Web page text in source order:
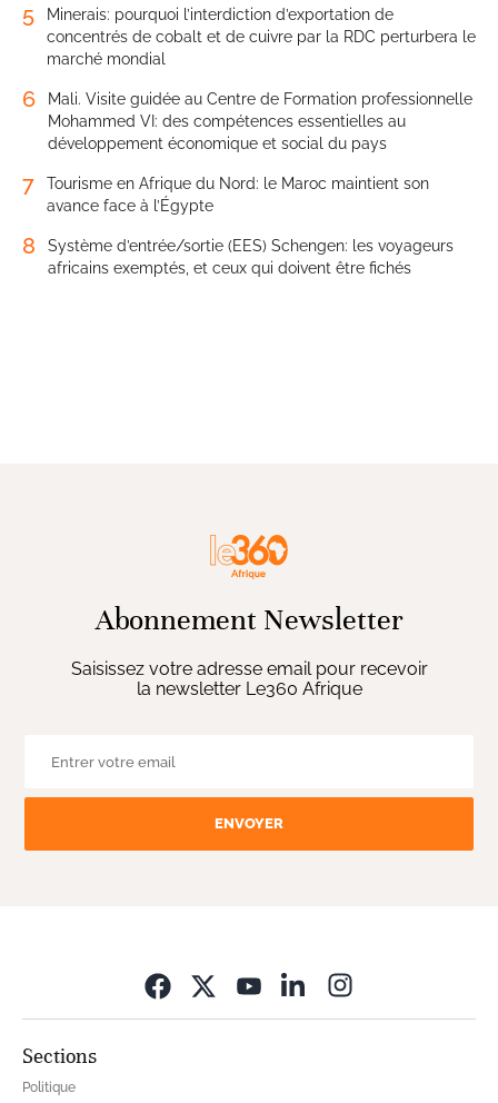
5
Minerais: pourquoi l’interdiction d’exportation de
concentrés de cobalt et de cuivre par la RDC perturbera le
marché mondial
6
Mali. Visite guidée au Centre de Formation professionnelle
Mohammed VI: des compétences essentielles au
développement économique et social du pays
7
Tourisme en Afrique du Nord: le Maroc maintient son
avance face à l’Égypte
8
Système d’entrée/sortie (EES) Schengen: les voyageurs
africains exemptés, et ceux qui doivent être fichés
Abonnement Newsletter
Saisissez votre adresse email pour recevoir
la newsletter Le360 Afrique
ENVOYER
Sections
Politique